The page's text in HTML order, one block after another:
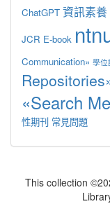
ChatGPT 資訊素養
JCR E-book
Communication» 學位
«Search
性期刊 常見問題
This collection